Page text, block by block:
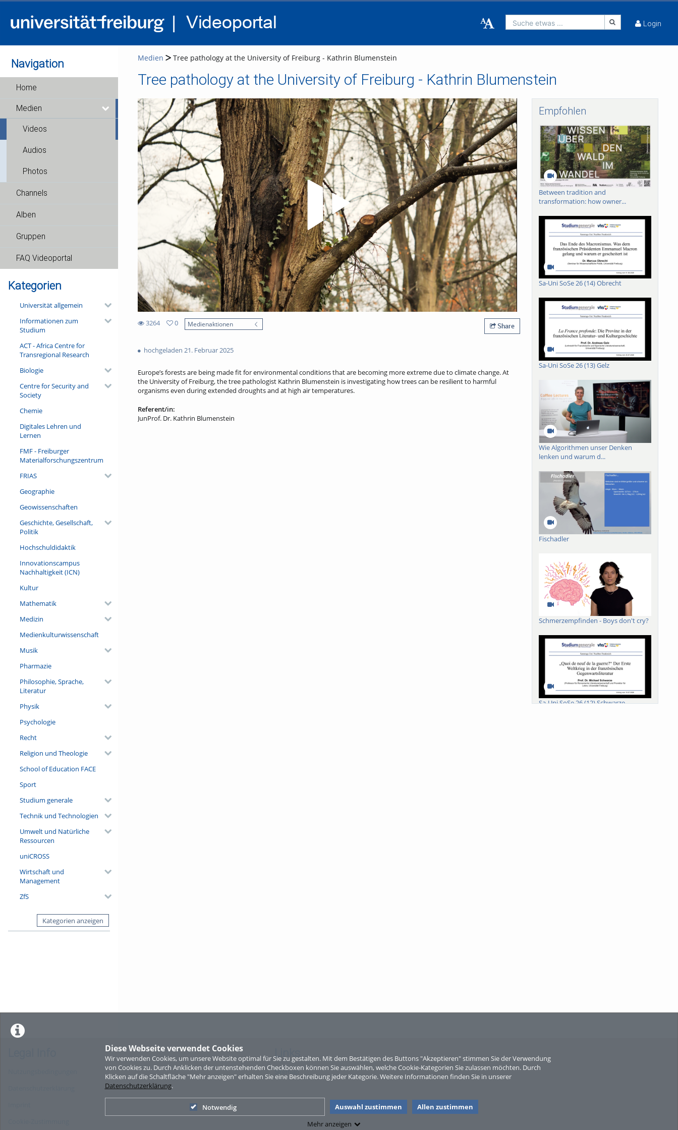
Diese Webseite verwendet Cookies
Wir verwenden Cookies, um unsere Website optimal für Sie zu gestalten. Mit dem Bestätigen des Buttons "Akzeptieren" stimmen Sie der Verwendung
von Cookies zu. Durch Anklicken der untenstehenden Checkboxen können Sie auswählen, welche Cookie-Kategorien Sie zulassen möchten. Durch
Klicken auf die Schaltfläche "Mehr anzeigen" erhalten Sie eine Beschreibung jeder Kategorie. Weitere Informationen finden Sie in unserer
Datenschutzerklärung.
Notwendig Auswahl zustimmen
Allen zustimmen
Mehr anzeigen
Suche etwas ... Login
Navigation
Home
Medien
Videos
Audios
Photos
Channels
Alben
Gruppen
FAQ Videoportal
Kategorien
Universität allgemein
Informationen zum
Studium
ACT - Africa Centre for
Transregional Research
Biologie
Centre for Security and
Society
Chemie
Digitales Lehren und
Lernen
FMF - Freiburger
Materialforschungszentrum
FRIAS
Geographie
Geowissenschaften
Geschichte, Gesellschaft,
Politik
Hochschuldidaktik
Innovationscampus
Nachhaltigkeit (ICN)
Kultur
Mathematik
Medizin
Medienkulturwissenschaft
Musik
Pharmazie
Philosophie, Sprache,
Literatur
Physik
Psychologie
Recht
Religion und Theologie
School of Education FACE
Sport
Studium generale
Technik und Technologien
Umwelt und Natürliche
Ressourcen
uniCROSS
Wirtschaft und
Management
ZfS
Kategorien anzeigen
Medien Tree pathology at the University of Freiburg - Kathrin Blumenstein
Tree pathology at the University of Freiburg - Kathrin Blumenstein
Video abspielen
3264
views
0
Medienaktionen Share
hochgeladen 21. Februar 2025
Europe’s forests are being made fit for environmental conditions that are becoming more extreme due to climate change. At
the University of Freiburg, the tree pathologist Kathrin Blumenstein is investigating how trees can be resilient to harmful
organisms even during extended droughts and at high air temperatures.
Referent/in:
JunProf. Dr. Kathrin Blumenstein
Empfohlen
Between tradition and
transformation: how owner...
Sa-Uni SoSe 26 (14) Obrecht
Sa-Uni SoSe 26 (13) Gelz
Wie Algorithmen unser Denken
lenken und warum d...
Fischadler
Schmerzempfinden - Boys don't cry?
Sa-Uni SoSe 26 (12) Schwarze
Sperber
Links
Sitemap